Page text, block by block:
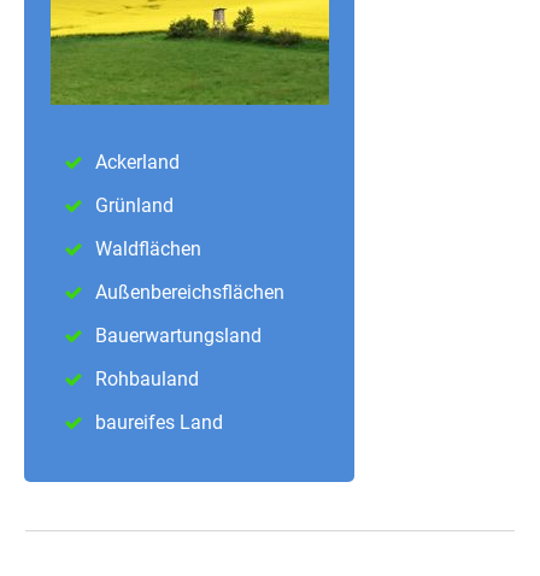
Ackerland
Grünland
Waldflächen
Außenbereichsflächen
Bauerwartungsland
Rohbauland
baureifes Land